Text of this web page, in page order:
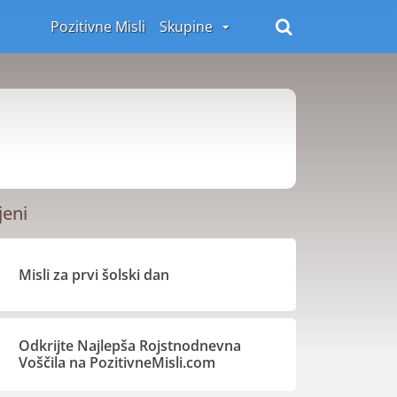
Pozitivne Misli Skupine
Misli za prvi šolski dan
Odkrijte Najlepša Rojstnodnevna
Voščila na PozitivneMisli.com